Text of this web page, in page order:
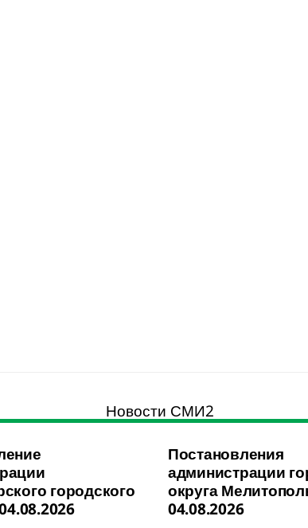
Новости СМИ2
городского
Постановления
администрации
округа
04.08.2026